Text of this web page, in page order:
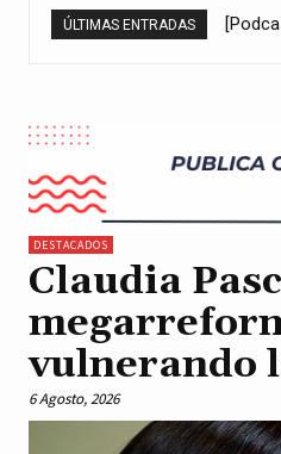
ÚLTIMAS ENTRADAS
DESTACADOS
Claudia
vulnerando
6 Agosto, 2026